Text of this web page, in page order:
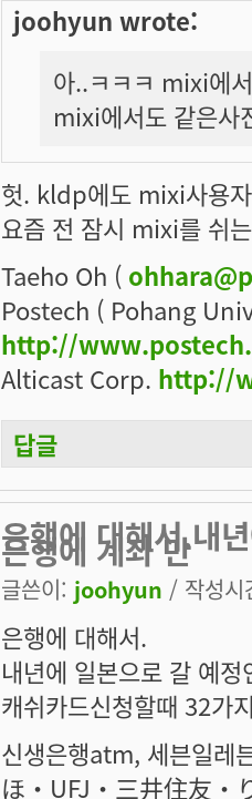
joohyun wrote:
아..ㅋㅋㅋ mixi에
mixi에서도 같은사
헛. kldp에도 mixi사용
요즘 전 잠시 mixi를 쉬
Taeho Oh (
Postech ( Pohang
http://
Alticast Corp. http://
답글
은행에 대해서.내
은행에 계좌 만
글쓴이: joohyun / 작성
은행에 대해서.
내년에 일본으로 갈 예
캐쉬카드신청할때 32가
신생은행atm, 세븐일
ほ・UFJ・三井住友・